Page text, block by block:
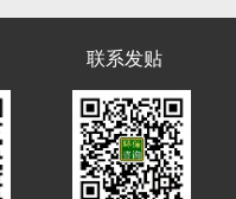
联系发贴